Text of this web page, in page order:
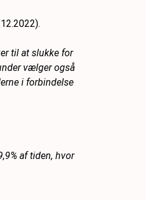
til at slukke for
vælger også
i forbindelse
af tiden, hvor